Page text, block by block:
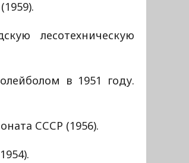
лесотехническую
в 1951 году.
СССР (1956).